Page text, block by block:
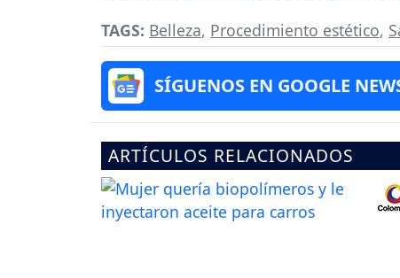
TAGS: Belleza, Procedimiento estético,
SÍGUENOS EN GOOGLE
ARTÍCULOS RELACIONADOS